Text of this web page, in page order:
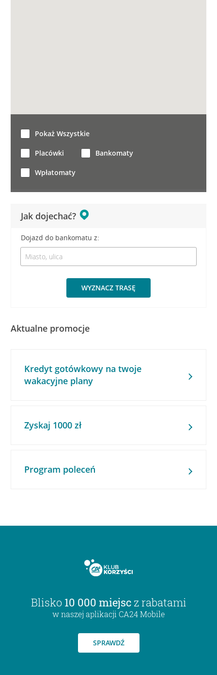
Jak dojechać?
Dojazd do bankomatu z:
WYZNACZ TRASĘ
Pokaż Wszystkie
Placówki Bankomaty
Wpłatomaty
Aktualne promocje
Kredyt gotówkowy na twoje
wakacyjne plany
Zyskaj 1000 zł
Program poleceń
Blisko 10 000 miejsc z rabatami
w naszej aplikacji CA24 Mobile
SPRAWDŹ